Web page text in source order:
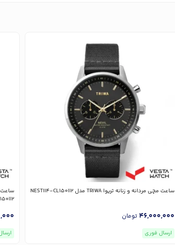
ساعت مچی مردانه و زنانه تریوا TRIWA مدل NEST114-CL150112
46,000,000 تومان
ارسال فوری